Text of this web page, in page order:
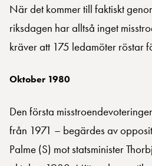
När det kommer till faktiskt
riksdagen har alltså inget
kräver att 175 ledamöter röstar
Oktober 1980
Den första
från 1971 – begärdes av
Palme (S) mot statsminister